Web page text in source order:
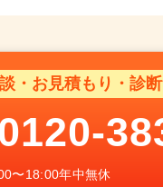
・お見積もり・診断
〜18:00年中無休